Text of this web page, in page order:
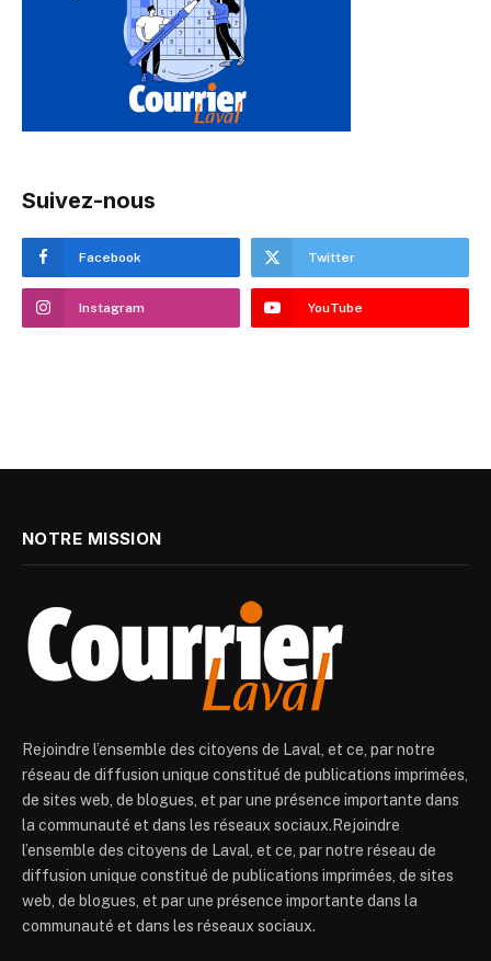
Suivez-nous
Facebook Twitter
Instagram YouTube
NOTRE MISSION
Rejoindre l’ensemble des citoyens de Laval, et ce, par notre
réseau de diffusion unique constitué de publications imprimées,
de sites web, de blogues, et par une présence importante dans
la communauté et dans les réseaux sociaux.Rejoindre
l’ensemble des citoyens de Laval, et ce, par notre réseau de
diffusion unique constitué de publications imprimées, de sites
web, de blogues, et par une présence importante dans la
communauté et dans les réseaux sociaux.